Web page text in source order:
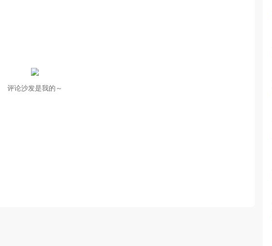
评论沙发是我的～